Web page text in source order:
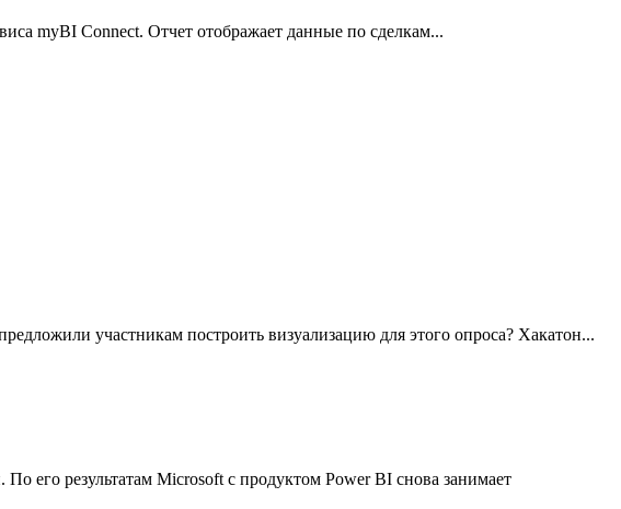
myBI Connect. Отчет отображает данные по сделкам...
участникам построить визуализацию для этого опроса? Хакатон...
его результатам Microsoft с продуктом Power BI снова занимает